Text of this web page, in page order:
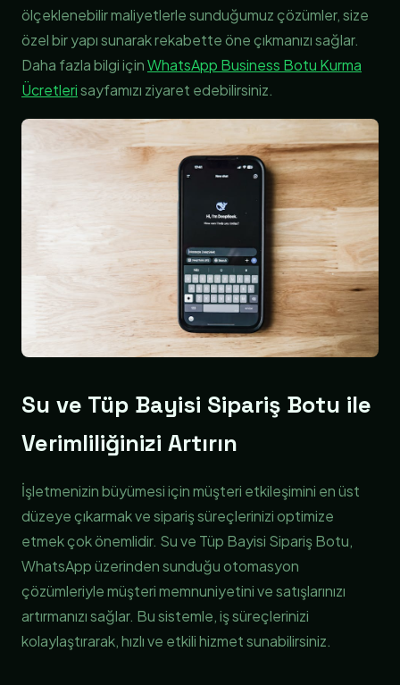
ölçeklenebilir maliyetlerle sunduğumuz çözümler, size
özel bir yapı sunarak rekabette öne çıkmanızı sağlar.
Daha fazla bilgi içinWhatsApp Business Botu Kurma
Ücretlerisayfamızı ziyaret edebilirsiniz.
Su ve Tüp Bayisi Sipariş Botu ile
Verimliliğinizi Artırın
İşletmenizin büyümesi için müşteri etkileşimini en üst
düzeye çıkarmak ve sipariş süreçlerinizi optimize
etmek çok önemlidir. Su ve Tüp Bayisi Sipariş Botu,
WhatsApp üzerinden sunduğu otomasyon
çözümleriyle müşteri memnuniyetini ve satışlarınızı
artırmanızı sağlar. Bu sistemle, iş süreçlerinizi
kolaylaştırarak, hızlı ve etkili hizmet sunabilirsiniz.